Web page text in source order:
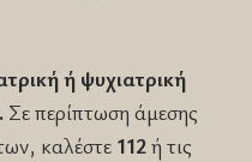
ή ψυχιατρική
Σε περίπτωση άμεσης
καλέστε 112ή τις